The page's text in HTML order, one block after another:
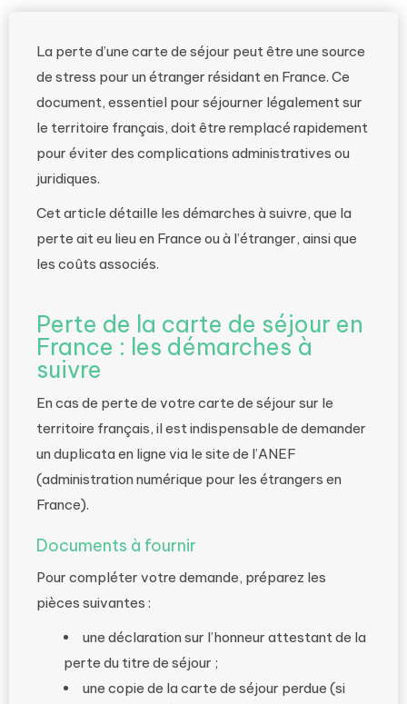
La perte d’une carte de séjour peut être une source
de stress pour un étranger résidant en France. Ce
document, essentiel pour séjourner légalement sur
le territoire français, doit être remplacé rapidement
pour éviter des complications administratives ou
juridiques.
Cet article détaille les démarches à suivre, que la
perte ait eu lieu en France ou à l’étranger, ainsi que
les coûts associés.
Perte de la carte de séjour en
France : les démarches à
suivre
En cas de perte de votre carte de séjour sur le
territoire français, il est indispensable de demander
un duplicata en ligne via le site de l’ANEF
(administration numérique pour les étrangers en
France).
Documents à fournir
Pour compléter votre demande, préparez les
pièces suivantes :
une déclaration sur l’honneur attestant de la
perte du titre de séjour ;
une copie de la carte de séjour perdue (si